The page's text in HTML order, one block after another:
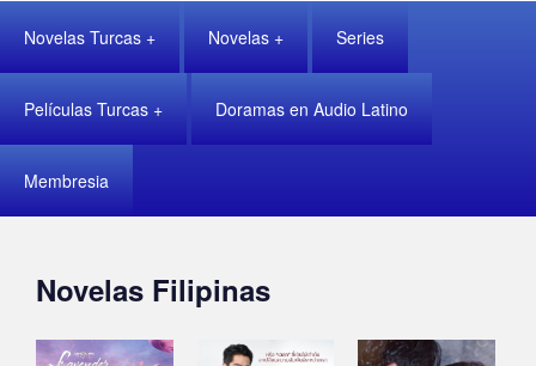
Novelas Turcas Novelas Series
Películas Turcas Doramas en Audio Latino
Membresia
Novelas Filipinas